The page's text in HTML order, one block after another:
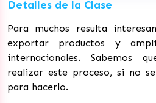
Detalles de la Clase
Para muchos resulta
exportar productos y
internacionales. Sabemos
realizar este proceso, si no
para hacerlo.